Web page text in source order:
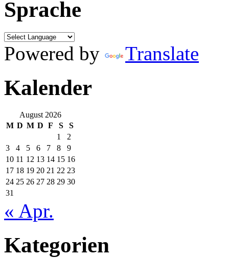
Sprache
Powered by Translate
Kalender
August 2026
M D M D F S
S
1
2
3
4 5 6 7 8
9
10 11 12 13 14 15 16
17 18 19 20 21 22 23
24 25 26 27 28 29 30
31
« Apr.
Kategorien